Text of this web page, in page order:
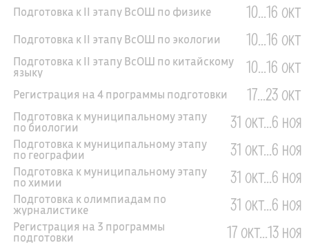
Подготовка к II этапу ВсОШ по физике 10...16 окт
Подготовка к II этапу ВсОШ по экологии 10...16 окт
Подготовка к II этапу ВсОШ по китайскому
языку 10...16 окт
Регистрация на 4 программы подготовки 17...23 окт
Подготовка к муниципальному этапу
по биологии 31 окт...6 ноя
Подготовка к муниципальному этапу
по географии 31 окт...6 ноя
Подготовка к муниципальному этапу
по химии 31 окт...6 ноя
Подготовка к олимпиадам по
журналистике 31 окт...6 ноя
Регистрация на 3 программы
подготовки 17 окт...13 ноя